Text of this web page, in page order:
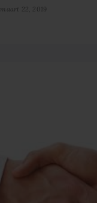
maart 22, 2019